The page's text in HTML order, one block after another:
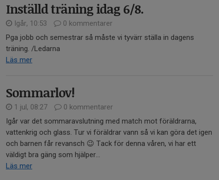
Inställd träning idag 6/8.
Igår, 10:53
0 kommentarer
Pga jobb och semestrar så måste vi tyvärr ställa in dagens
träning. /Ledarna
Läs mer
Sommarlov!
1 jul, 08:27
0 kommentarer
Igår var det sommaravslutning med match mot föräldrarna,
vattenkrig och glass. Tur vi föräldrar vann så vi kan göra det igen
och barnen får revansch 😉 Tack för denna våren, vi har ett
väldigt bra gäng som hjälper...
Läs mer